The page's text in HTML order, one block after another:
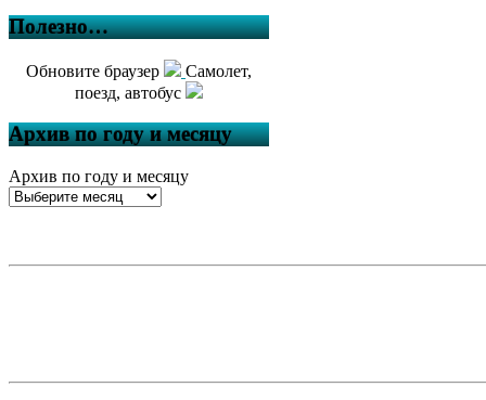
Полезно…
Обновите браузер
Самолет,
поезд, автобус
Архив по году и месяцу
Архив по году и месяцу